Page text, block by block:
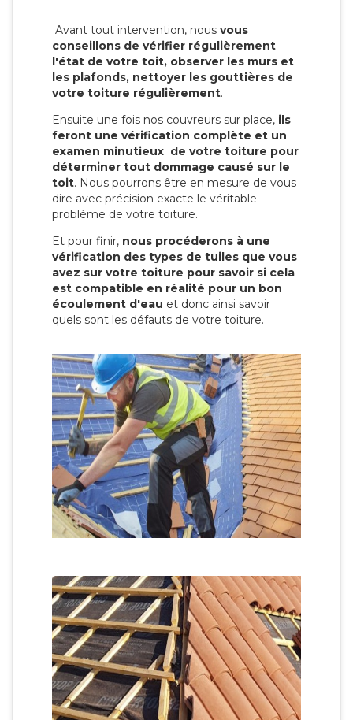
Avant tout intervention, nous vous
conseillons de vérifier régulièrement
l'état de votre toit, observer les murs et
les plafonds, nettoyer les gouttières de
votre toiture régulièrement.
Ensuite une fois nos couvreurs sur place, ils
feront une vérification complète et un
examen minutieux de votre toiture pour
déterminer tout dommage causé sur le
toit. Nous pourrons être en mesure de vous
dire avec précision exacte le véritable
problème de votre toiture.
Et pour finir, nous procéderons à une
vérification des types de tuiles que vous
avez sur votre toiture pour savoir si cela
est compatible en réalité pour un bon
écoulement d'eau et donc ainsi savoir
quels sont les défauts de votre toiture.